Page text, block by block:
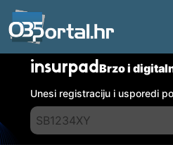
insurpadBrzo i
Unesi registraciju i usporedi